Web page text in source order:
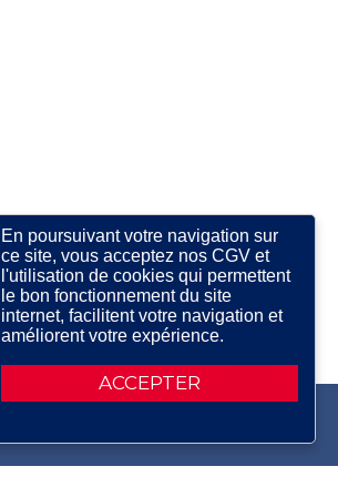
ACCEPTER
En poursuivant votre navigation sur
ce site, vous acceptez nos CGV et
l'utilisation de cookies qui permettent
le bon fonctionnement du site
internet, facilitent votre navigation et
améliorent votre expérience.